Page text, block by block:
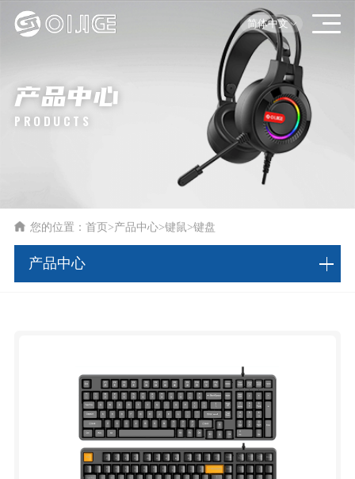
简体中文
产品中心
PRODUCTS
您的位置：首页>产品中心>键鼠>键盘
产品中心